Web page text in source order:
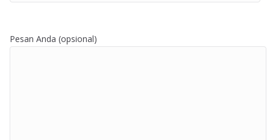
Pesan Anda (opsional)